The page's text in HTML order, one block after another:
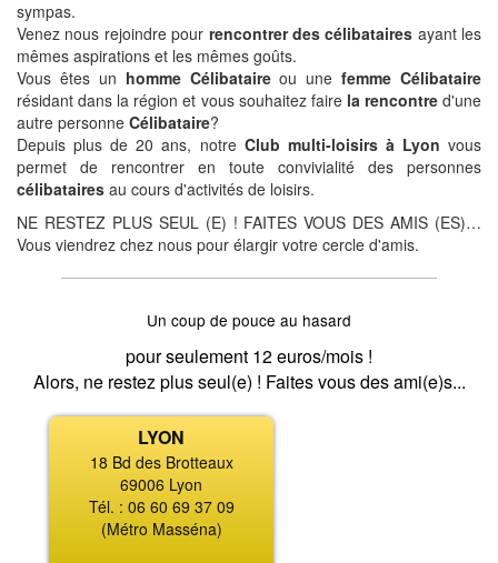
sympas.
Venez nous rejoindre pour rencontrer des célibataires ayant les
mêmes aspirations et les mêmes goûts.
Vous êtes un homme Célibataireou unefemme Célibataire
résidant dans la région et vous souhaitez faire la rencontred'une
autre personne Célibataire?
Depuis plus de 20 ans, notre Club multi-loisirs à Lyon vous
permet de rencontrer en toute convivialité des personnes
célibataires au cours d'activités de loisirs.
NE RESTEZ PLUS SEUL (E) ! FAITES VOUS DES AMIS (ES)…
Vous viendrez chez nous pour élargir votre cercle d'amis.
Un coup de pouce au hasard
pour seulement 12 euros/mois !
Alors, ne restez plus seul(e) ! Faites vous des ami(e)s...
LYON
18 Bd des Brotteaux
69006 Lyon
Tél. : 06 60 69 37 09
(Métro Masséna)